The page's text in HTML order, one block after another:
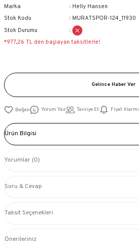
Marka
Helly Hansen
Stok Kodu
MURATSPOR-124_11930
Stok Durumu
*977,26 TL den başlayan taksitlerle!
Gelince Haber Ver
Yorum Yaz Tavsiye Et Fiyat Alarmı
Ürün Bilgisi
Yorumlar (0)
Soru & Cevap
Taksit Seçenekleri
Önerileriniz